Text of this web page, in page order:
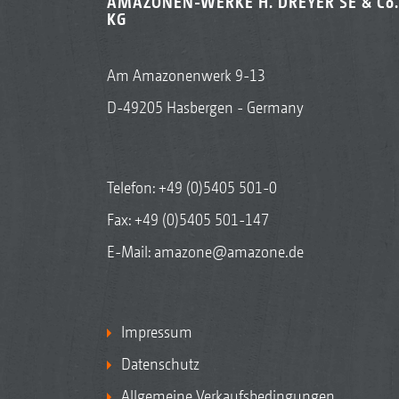
KG
Am Amazonenwerk 9-13
D-49205 Hasbergen - Germany
Telefon:+49 (0)5405 501-0
Fax: +49 (0)5405 501-147
E-Mail: amazone@amazone.de
Impressum
Datenschutz